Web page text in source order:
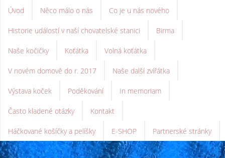
Úvod Něco málo o nás Co je u nás nového
Historie událostí v naší chovatelské stanici Birma
Naše kočičky Koťátka Volná koťátka
V novém domově do r. 2017 Naše další zvířátka
Výstava koček Poděkování In memoriam
Často kladené otázky Kontakt
Háčkované košíčky a pelíšky E-SHOP Partnerské stránky